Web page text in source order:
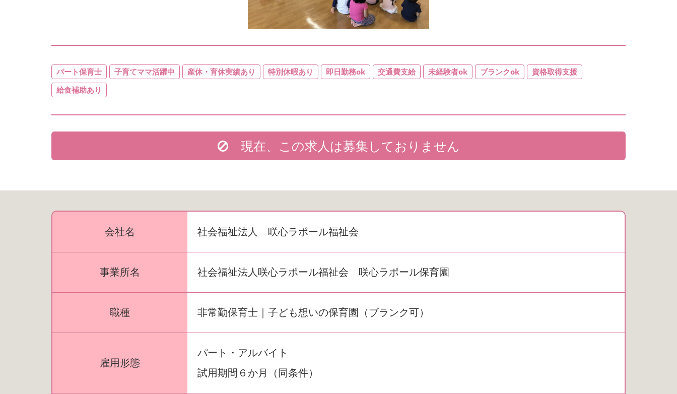
パート保育士 子育てママ活躍中 産休・育休実績あり 特別休暇あり 即日勤務ok 交通費支給 未経験者ok ブランクok
資格取得支援
給食補助あり
現在、この求人は募集しておりません
会社名 社会福祉法人 咲心ラポール福祉会
事業所名 社会福祉法人咲心ラポール福祉会 咲心ラポール保育園
職種 非常勤保育士｜子ども想いの保育園（ブランク可）
雇用形態
パート・アルバイト
試用期間６か月（同条件）